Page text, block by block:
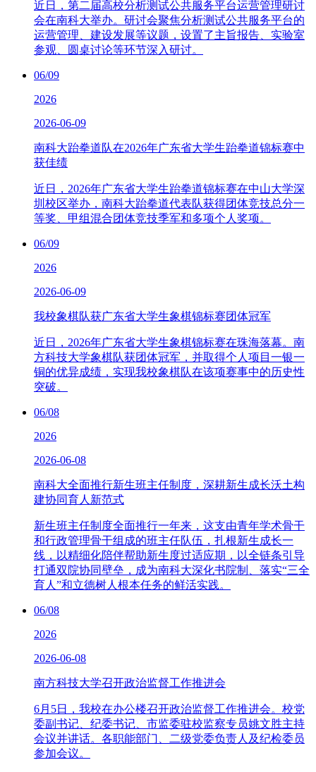
近日，第二届高校分析测试公共服务平台运营管理研讨
会在南科大举办。研讨会聚焦分析测试公共服务平台的
运营管理、建设发展等议题，设置了主旨报告、实验室
参观、圆桌讨论等环节深入研讨。
06/09
2026
2026-06-09
南科大跆拳道队在2026年广东省大学生跆拳道锦标赛中
获佳绩
近日，2026年广东省大学生跆拳道锦标赛在中山大学深
圳校区举办，南科大跆拳道代表队获得团体竞技总分一
等奖、甲组混合团体竞技季军和多项个人奖项。
06/09
2026
2026-06-09
我校象棋队获广东省大学生象棋锦标赛团体冠军
近日，2026年广东省大学生象棋锦标赛在珠海落幕。南
方科技大学象棋队获团体冠军，并取得个人项目一银一
铜的优异成绩，实现我校象棋队在该项赛事中的历史性
突破。
06/08
2026
2026-06-08
南科大全面推行新生班主任制度，深耕新生成长沃土构
建协同育人新范式
新生班主任制度全面推行一年来，这支由青年学术骨干
和行政管理骨干组成的班主任队伍，扎根新生成长一
线，以精细化陪伴帮助新生度过适应期，以全链条引导
打通双院协同壁垒，成为南科大深化书院制、落实“三全
育人”和立德树人根本任务的鲜活实践。
06/08
2026
2026-06-08
南方科技大学召开政治监督工作推进会
6月5日，我校在办公楼召开政治监督工作推进会。校党
委副书记、纪委书记、市监委驻校监察专员姚文胜主持
会议并讲话。各职能部门、二级党委负责人及纪检委员
参加会议。